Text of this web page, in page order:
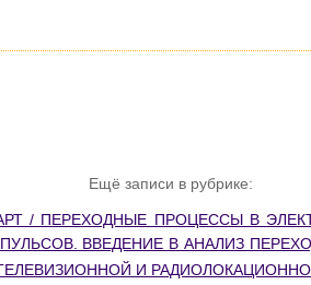
Ещё записи в рубрике:
/ ПЕРЕХОДНЫЕ ПРОЦЕССЫ В
ВВЕДЕНИЕ В АНАЛИЗ
И